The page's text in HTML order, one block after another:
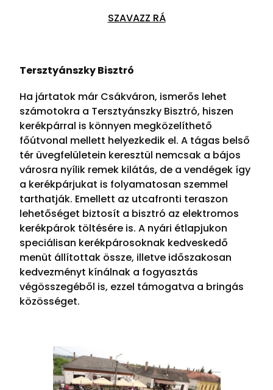
SZAVAZZ RÁ
Tersztyánszky Bisztró
Ha jártatok már Csákváron, ismerős lehet
számotokra a Tersztyánszky Bisztró, hiszen
kerékpárral is könnyen megközelíthető
főútvonal mellett helyezkedik el. A tágas belső
tér üvegfelületein keresztül nemcsak a bájos
városra nyílik remek kilátás, de a vendégek így
a kerékpárjukat is folyamatosan szemmel
tarthatják. Emellett az utcafronti teraszon
lehetőséget biztosít a bisztró az elektromos
kerékpárok töltésére is. A nyári étlapjukon
speciálisan kerékpárosoknak kedveskedő
menüt állítottak össze, illetve időszakosan
kedvezményt kínálnak a fogyasztás
végösszegéből is, ezzel támogatva a bringás
közösséget.